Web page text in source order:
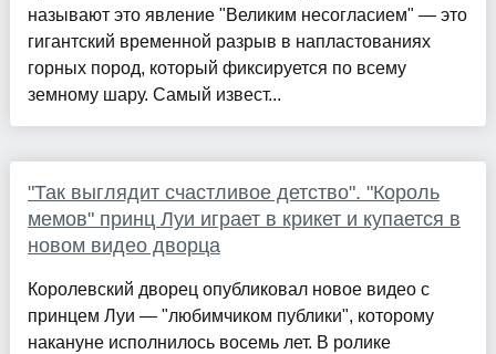
называют это явление "Великим несогласием" — это
гигантский временной разрыв в напластованиях
горных пород, который фиксируется по всему
земному шару. Самый извест...
"Так выглядит счастливое детство". "Король
мемов" принц Луи играет в крикет и купается в
новом видео дворца
Королевский дворец опубликовал новое видео с
принцем Луи — "любимчиком публики", которому
накануне исполнилось восемь лет. В ролике